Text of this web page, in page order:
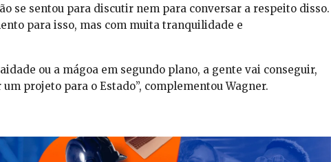
se sentou para discutir nem para conversar a respeito disso.
para isso, mas com muita tranquilidade e
ou a mágoa em segundo plano, a gente vai conseguir,
projeto para o Estado”, complementou Wagner.